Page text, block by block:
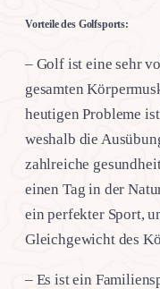
Vorteile des Golfsports:
– Golf ist eine sehr
gesamten
heutigen Probleme
weshalb die
zahlreiche
einen Tag in der
ein perfekter Sport,
Gleichgewicht des
– Es ist ein